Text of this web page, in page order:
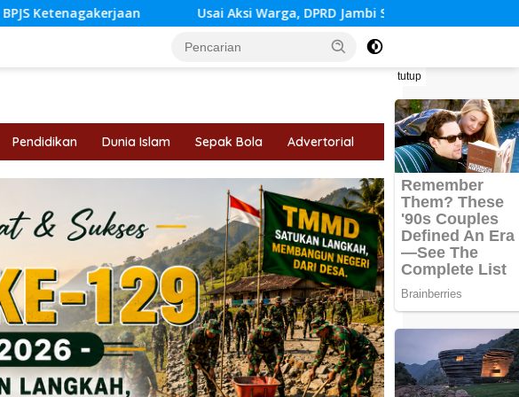
Usai Aksi Warga, DPRD Jambi Siapkan RDP Jalan Simpang Betung–Pintas
tutup
Pendidikan Dunia Islam Sepak Bola Advertorial